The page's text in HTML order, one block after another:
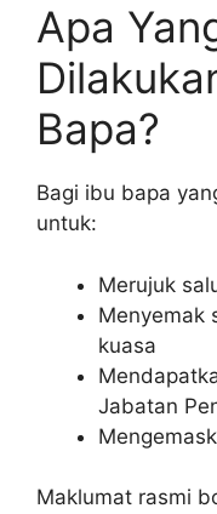
Apa
Bapa?
Bagi ibu bapa
untuk:
Merujuk
Menyemak
kuasa
Jabatan
Maklumat rasmi